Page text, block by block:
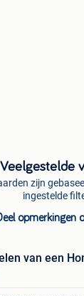
Veelgestelde
zijn
ingestelde
opmerkingen
van een